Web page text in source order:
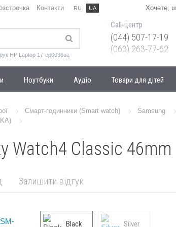
Контакти RU UA Хочете,
HP Laptop 17-cp0036ua
Call-центр
(044) 507-17-19
(063) 263-77-62
Ноутбуки Аудіо Товари для дітей
Смарт-годинники (Smart watch)
Samsung
Watch4 Classic 46mm
Залишити відгук
Black Silver